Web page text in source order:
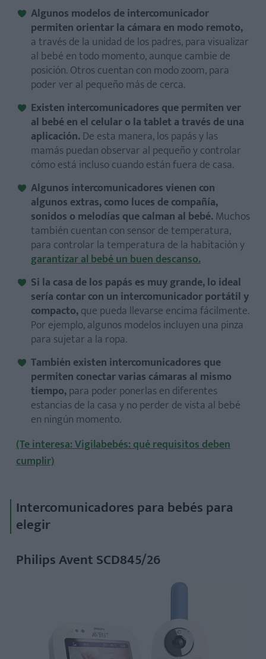
Algunos modelos de intercomunicador
permiten orientar la cámara en modo remoto,
a través de la unidad de los padres, para visualizar
al bebé en todo momento, aunque cambie de
posición. Otros cuentan con modo zoom, para
poder ver al pequeño más de cerca.
Existen intercomunicadores que permiten ver
al bebé en el celular o la tablet a través de una
aplicación.De esta manera, los papás y las
mamás puedan observar al pequeño y controlar
cómo está incluso cuando están fuera de casa.
Algunos intercomunicadores vienen con
algunos extras, como luces de compañía,
sonidos o melodías que calman al bebé.Muchos
también cuentan con sensor de temperatura,
para controlar la temperatura de la habitación y
garantizar al bebé un buen descanso.
Si la casa de los papás es muy grande, lo ideal
sería contar con un intercomunicador portátil y
compacto,que pueda llevarse encima fácilmente.
Por ejemplo, algunos modelos incluyen una pinza
para sujetar a la ropa.
También existen intercomunicadores que
permiten conectar varias cámaras al mismo
tiempo,para poder ponerlas en diferentes
estancias de la casa y no perder de vista al bebé
en ningún momento.
(Te interesa: Vigilabebés: qué requisitos deben
cumplir)
Intercomunicadores para bebés para
elegir
Philips Avent SCD845/26